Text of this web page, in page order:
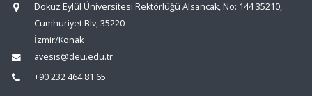
Dokuz Eylül Üniversitesi Rektörlüğü Alsancak, No: 144 35210,
Cumhuriyet Blv, 35220
İzmir/Konak
avesis@deu.edu.tr
+90 232 464 81 65